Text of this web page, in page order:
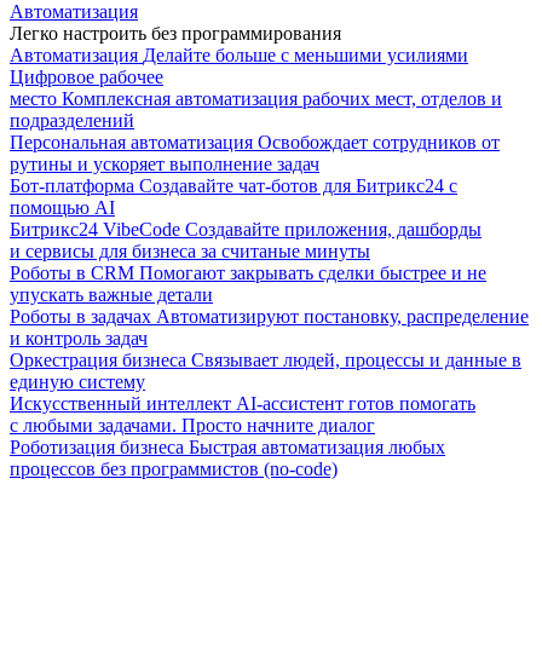
Автоматизация
Легко настроить без программирования
Автоматизация Делайте больше с меньшими усилиями
Цифровое рабочее
место Комплексная автоматизация рабочих мест, отделов и
подразделений
Персональная автоматизация Освобождает сотрудников от
рутины и ускоряет выполнение задач
Бот-платформа Создавайте чат-ботов для Битрикс24 с
помощью AI
Битрикс24 VibeCode Создавайте приложения, дашборды
и сервисы для бизнеса за считаные минуты
Роботы в CRM Помогают закрывать сделки быстрее и не
упускать важные детали
Роботы в задачах Автоматизируют постановку, распределение
и контроль задач
Оркестрация бизнеса Связывает людей, процессы и данные в
единую систему
Искусственный интеллект AI-ассистент готов помогать
с любыми задачами. Просто начните диалог
Роботизация бизнеса Быстрая автоматизация любых
процессов без программистов (no-code)